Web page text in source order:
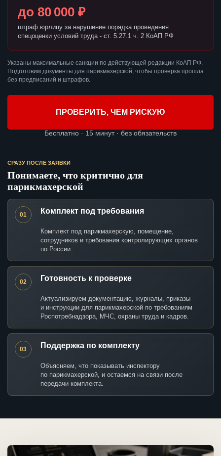
до 80 000 ₽
штраф юрлицу за нарушение порядка проведения
спецоценки условий труда - ст. 5.27.1 ч. 2 КоАП РФ
Указаны максимальные санкции по действующей редакции КоАП РФ.
Подготовим документы для парикмахерской, чтобы проверка прошла
без предписаний и штрафов.
ПРОВЕРИТЬ, ЧЕМ РИСКУЮ
Бесплатно · 15 минут · без обязательств
СРАЗУ ПОСЛЕ ЗАЯВКИ
Понимаете, что критично для
парикмахерской
01 Комплект под требования
Комплект под парикмахерскую, помещение,
сотрудников и требования контролирующих органов
по России.
02 Готовность к проверке
Актуализируем документацию, журналы, приказы
и инструкции для парикмахерской по требованиям
Роспотребнадзора, МЧС, охраны труда и кадров.
03 Поддержка по комплекту
Объясняем, что показывать инспектору
по парикмахерской, и остаемся на связи после
передачи комплекта.